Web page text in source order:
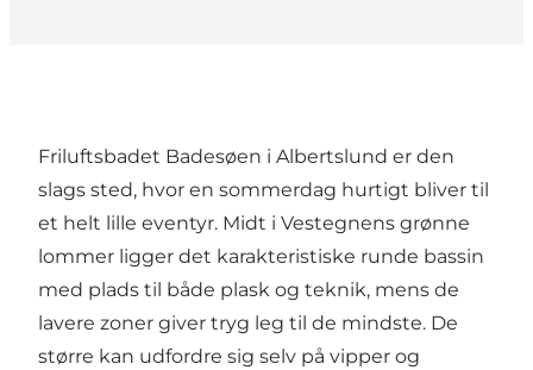
Friluftsbadet Badesøen i Albertslund er den
slags sted, hvor en sommerdag hurtigt bliver til
et helt lille eventyr. Midt i Vestegnens grønne
lommer ligger det karakteristiske runde bassin
med plads til både plask og teknik, mens de
lavere zoner giver tryg leg til de mindste. De
større kan udfordre sig selv på vipper og